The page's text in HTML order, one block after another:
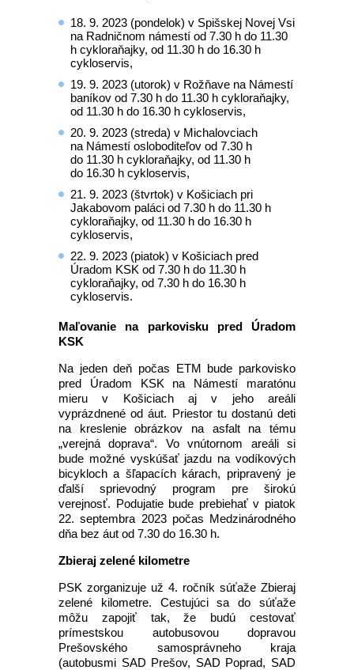
18. 9. 2023 (pondelok) v Spišskej Novej Vsi
na Radničnom námestí od 7.30 h do 11.30
h cykloraňajky, od 11.30 h do 16.30 h
cykloservis,
19. 9. 2023 (utorok) v Rožňave na Námestí
baníkov od 7.30 h do 11.30 h cykloraňajky,
od 11.30 h do 16.30 h cykloservis,
20. 9. 2023 (streda) v Michalovciach
na Námestí osloboditeľov od 7.30 h
do 11.30 h cykloraňajky, od 11.30 h
do 16.30 h cykloservis,
21. 9. 2023 (štvrtok) v Košiciach pri
Jakabovom paláci od 7.30 h do 11.30 h
cykloraňajky, od 11.30 h do 16.30 h
cykloservis,
22. 9. 2023 (piatok) v Košiciach pred
Úradom KSK od 7.30 h do 11.30 h
cykloraňajky, od 7.30 h do 16.30 h
cykloservis.
Maľovanie na parkovisku pred Úradom
KSK
Na jeden deň počas ETM bude parkovisko
pred Úradom KSK na Námestí maratónu
mieru v Košiciach aj v jeho areáli
vyprázdnené od áut. Priestor tu dostanú deti
na kreslenie obrázkov na asfalt na tému
„verejná doprava“. Vo vnútornom areáli si
bude možné vyskúšať jazdu na vodíkových
bicykloch a šľapacích kárach, pripravený je
ďalší sprievodný program pre širokú
verejnosť. Podujatie bude prebiehať v piatok
22. septembra 2023 počas Medzinárodného
dňa bez áut od 7.30 do 16.30 h.
Zbieraj zelené kilometre
PSK zorganizuje už 4. ročník súťaže Zbieraj
zelené kilometre. Cestujúci sa do súťaže
môžu zapojiť tak, že budú cestovať
prímestskou autobusovou dopravou
Prešovského samosprávneho kraja
(autobusmi SAD Prešov, SAD Poprad, SAD